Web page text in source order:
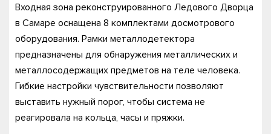
Входная зона реконструированного Ледового Дворца
в Самаре оснащена 8 комплектами досмотрового
оборудования. Рамки металлодетектора
предназначены для обнаружения металлических и
металлосодержащих предметов на теле человека.
Гибкие настройки чувствительности позволяют
выставить нужный порог, чтобы система не
реагировала на кольца, часы и пряжки.